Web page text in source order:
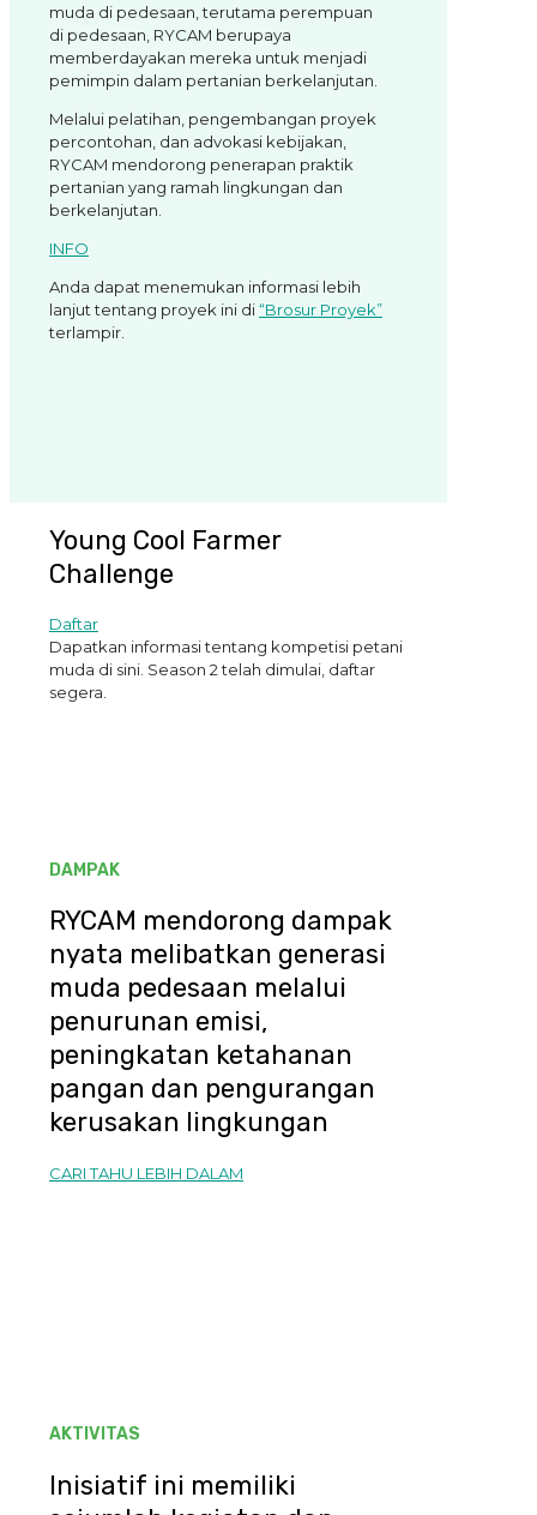
muda di pedesaan, terutama perempuan
di pedesaan, RYCAM berupaya
memberdayakan mereka untuk menjadi
pemimpin dalam pertanian berkelanjutan.
Melalui pelatihan, pengembangan proyek
percontohan, dan advokasi kebijakan,
RYCAM mendorong penerapan praktik
pertanian yang ramah lingkungan dan
berkelanjutan.
INFO
Anda dapat menemukan informasi lebih
lanjut tentang proyek ini di“Brosur Proyek”
terlampir.
Young Cool Farmer
Challenge
Daftar
Dapatkan informasi tentang kompetisi petani
muda di sini. Season 2 telah dimulai, daftar
segera.
DAMPAK
RYCAM mendorong dampak
nyata melibatkan generasi
muda pedesaan melalui
penurunan emisi,
peningkatan ketahanan
pangan dan pengurangan
kerusakan lingkungan
CARI TAHU LEBIH DALAM
AKTIVITAS
Inisiatif ini memiliki